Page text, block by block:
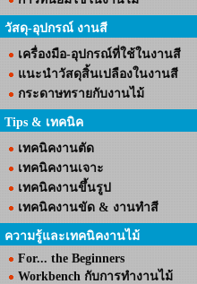
วัสดุ-อุปกรณ์ งานสี
เครื่องมือ-อุปกรณ์ที่ใช้ในงานสี
แนะนำวัสดุสิ้นเปลืองในงานสี
กระดาษทรายกับงานไม้
Tips & เทคนิค
เทคนิคงานตัด
เทคนิคงานเจาะ
เทคนิคงานขึ้นรูป
เทคนิคงานขัด & งานทำสี
ความรู้และเทคนิคงานไม้
For... the Beginners
Workbench กับการทำงานไม้